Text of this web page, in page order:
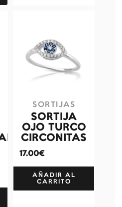
SORTIJAS
SORTIJA
OJO TURCO
CIRCONITAS
17.00€
AÑADIR AL
CARRITO